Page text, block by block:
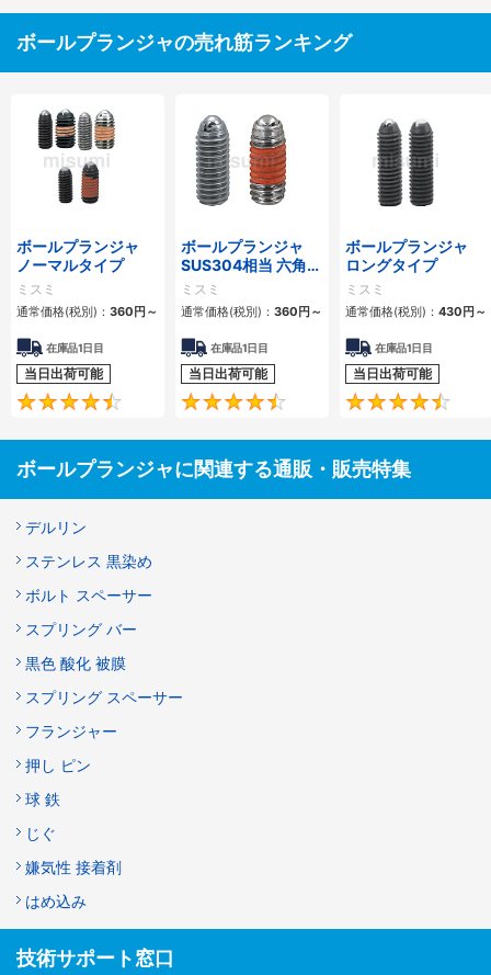
ボールプランジャの売れ筋ランキング
ボールプランジャ
ノーマルタイプ
ミスミ
通常価格(税別)： 360円～
在庫品1日目
当日出荷可能
4.6
ボールプランジャ
SUS304相当 六角穴
タイプ
ミスミ
通常価格(税別)： 360円～
在庫品1日目
当日出荷可能
4.5
ボールプランジャ
ロングタイプ
ミスミ
通常価格(税別)： 430円～
在庫品1日目
当日出荷可能
ボールプランジャに関連する通販・販売特集
デルリン
ステンレス 黒染め
ボルト スペーサー
スプリング バー
黒色 酸化 被膜
スプリング スペーサー
フランジャー
押し ピン
球 鉄
じぐ
嫌気性 接着剤
はめ込み
技術サポート窓口